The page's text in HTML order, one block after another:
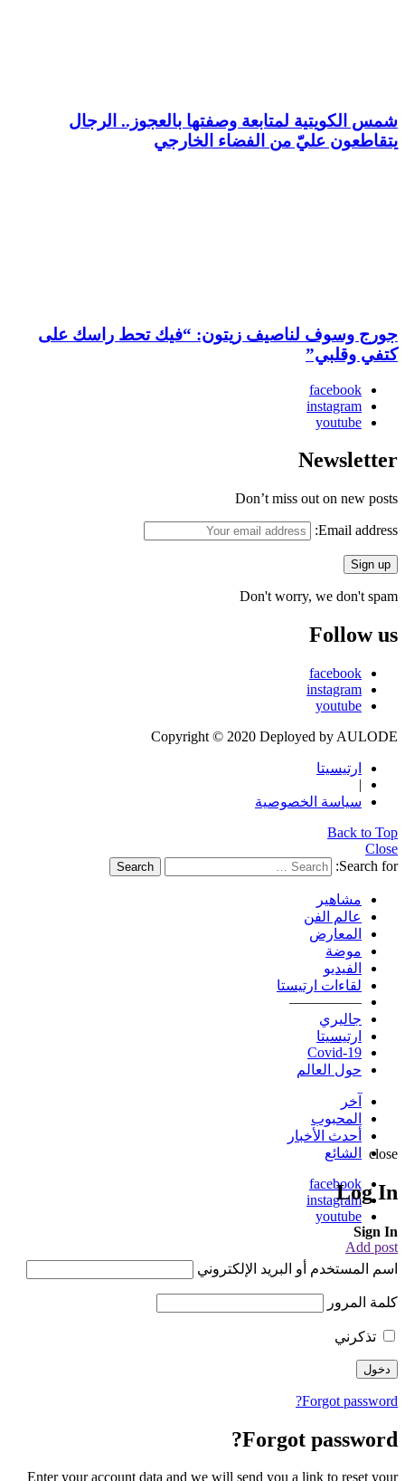
شمس الكويتية لمتابعة وصفتها بالعجوز.. الرجال
يتقاطعون عليّ من الفضاء الخارجي
جورج وسوف لناصيف زيتون: “فيك تحط راسك على
كتفي وقلبي”
facebook
instagram
youtube
Newsletter
Don’t miss out on new posts
Email address:
Don't worry, we don't spam
Follow us
facebook
instagram
youtube
Copyright © 2020 Deployed by AULODE
ارتيسيتا
|
سياسة الخصوصية
Back to Top
Close
Search for:
Search
مشاهير
عالم الفن
المعارض
موضة
الفيديو
لقاءات ارتيستا
—————
جاليري
ارتيسيتا
Covid-19
حول العالم
آخر
المحبوب
أحدث الأخبار
الشائع
facebook
instagram
youtube
Add post
close
Log In
Sign In
اسم المستخدم أو البريد الإلكتروني
كلمة المرور
تذكرني
Forgot password?
Forgot password?
Enter your account data and we will send you a link to reset your